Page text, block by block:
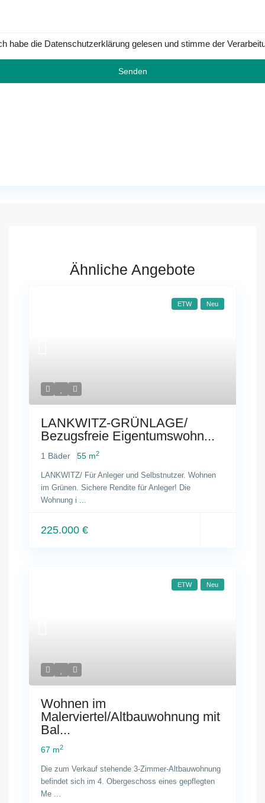
habe die Datenschutzerklärung gelesen und stimme der
Ähnliche Angebote
ETW Neu
LANKWITZ-GRÜNLAGE/
Bezugsfreie Eigentumswohn...
1 Bäder 55 m2
LANKWITZ/ Für Anleger und Selbstnutzer. Wohnen
im Grünen. Sichere Rendite für Anleger! Die
Wohnung i ...
225.000 €
ETW Neu
Wohnen im
Malerviertel/Altbauwohnung mit
Bal...
67 m2
Die zum Verkauf stehende 3-Zimmer-Altbauwohnung
befindet sich im 4. Obergeschoss eines gepflegten
Me ...